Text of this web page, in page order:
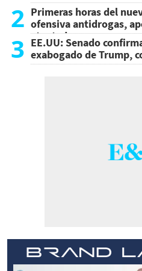
2 Primeras horas del
ofensiva antidrogas,
atentado
3 EE.UU: Senado
exabogado de Trump,